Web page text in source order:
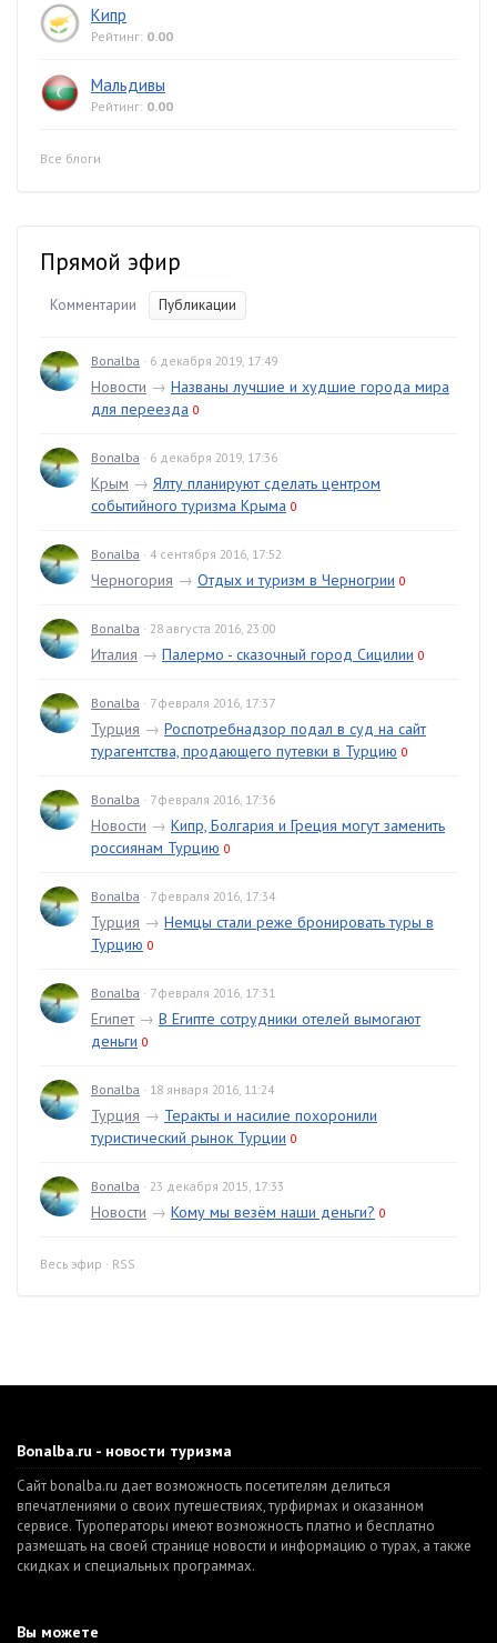
Кипр
Рейтинг: 0.00
Мальдивы
Рейтинг: 0.00
Все блоги
Прямой эфир
Комментарии Публикации
Bonalba · 6 декабря 2019, 17:49
Новости → Названы лучшие и худшие города мира
для переезда 0
Bonalba · 6 декабря 2019, 17:36
Крым → Ялту планируют сделать центром
событийного туризма Крыма 0
Bonalba · 4 сентября 2016, 17:52
Черногория → Отдых и туризм в Черногрии 0
Bonalba · 28 августа 2016, 23:00
Италия → Палермо - сказочный город Сицилии 0
Bonalba · 7 февраля 2016, 17:37
Турция → Роспотребнадзор подал в суд на сайт
турагентства, продающего путевки в Турцию 0
Bonalba · 7 февраля 2016, 17:36
Новости → Кипр, Болгария и Греция могут заменить
россиянам Турцию 0
Bonalba · 7 февраля 2016, 17:34
Турция → Немцы стали реже бронировать туры в
Турцию 0
Bonalba · 7 февраля 2016, 17:31
Египет→ В Египте сотрудники отелей вымогают
деньги 0
Bonalba · 18 января 2016, 11:24
Турция → Теракты и насилие похоронили
туристический рынок Турции 0
Bonalba · 23 декабря 2015, 17:33
Новости → Кому мы везём наши деньги? 0
Весь эфир · RSS
Bonalba.ru - новости туризма
Сайт bonalba.ru дает возможность посетителям делиться
впечатлениями о своих путешествиях, турфирмах и оказанном
сервисе. Туроператоры имеют возможность платно и бесплатно
размещать на своей странице новости и информацию о турах, а также
скидках и специальных программах.
Вы можете